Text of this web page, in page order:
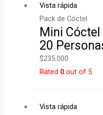
Vista rápida
Pack de Cóctel
Mini Cóctel
20
$235.000
Rated 0out of 5
Vista rápida